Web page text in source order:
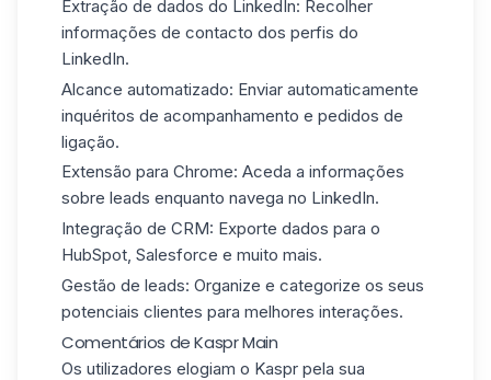
Extração de dados do LinkedIn: Recolher
informações de contacto dos perfis do
LinkedIn.
Alcance automatizado: Enviar automaticamente
inquéritos de acompanhamento e pedidos de
ligação.
Extensão para Chrome: Aceda a informações
sobre leads enquanto navega no LinkedIn.
Integração de CRM: Exporte dados para o
HubSpot, Salesforce e muito mais.
Gestão de leads: Organize e categorize os seus
potenciais clientes para melhores interações.
Comentários de Kaspr Main
Os utilizadores elogiam o Kaspr pela sua